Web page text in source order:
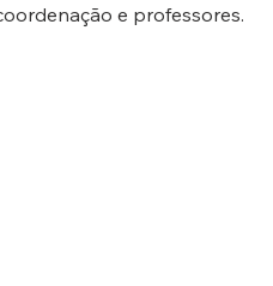
e professores.